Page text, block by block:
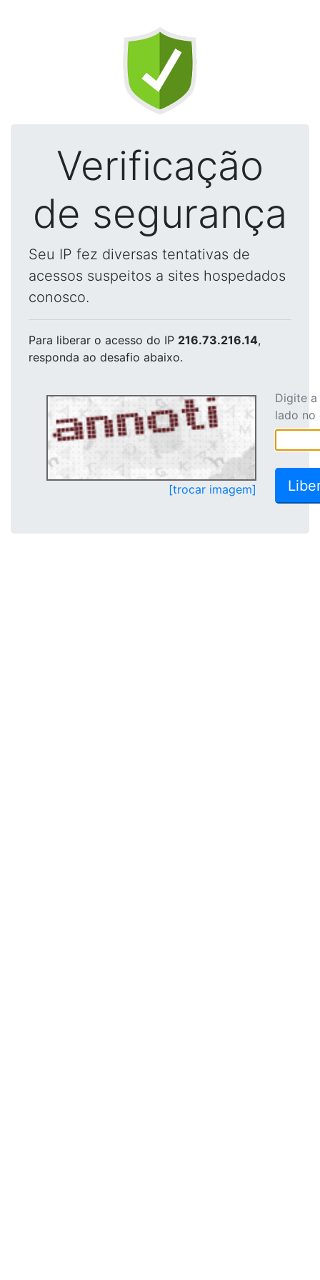
Verificação
de segurança
Seu IP fez diversas tentativas de
acessos suspeitos a sites hospedados
conosco.
Para liberar o acesso do IP 216.73.216.14,
responda ao desafio abaixo.
[trocar imagem]
Digite
lado no